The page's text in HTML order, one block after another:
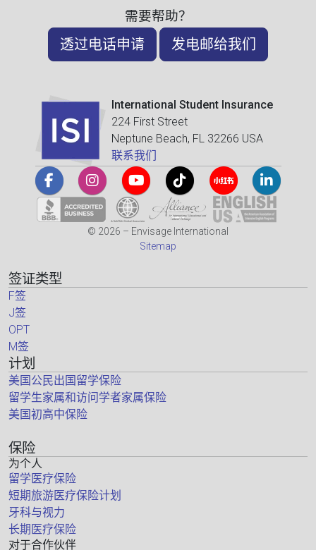
需要帮助？
透过电话申请 发电邮给我们
International Student Insurance
224 First Street
Neptune Beach, FL 32266 USA
联系我们
© 2026 – Envisage International
Sitemap
签证类型
F签
J签
OPT
M签
计划
美国公民出国留学保险
留学生家属和访问学者家属保险
美国初高中保险
保险
为个人
留学医疗保险
短期旅游医疗保险计划
牙科与视力
长期医疗保险
对于合作伙伴